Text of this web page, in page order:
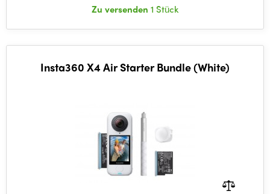
Zu versenden 1 Stück
Insta360 X4 Air Starter Bundle (White)